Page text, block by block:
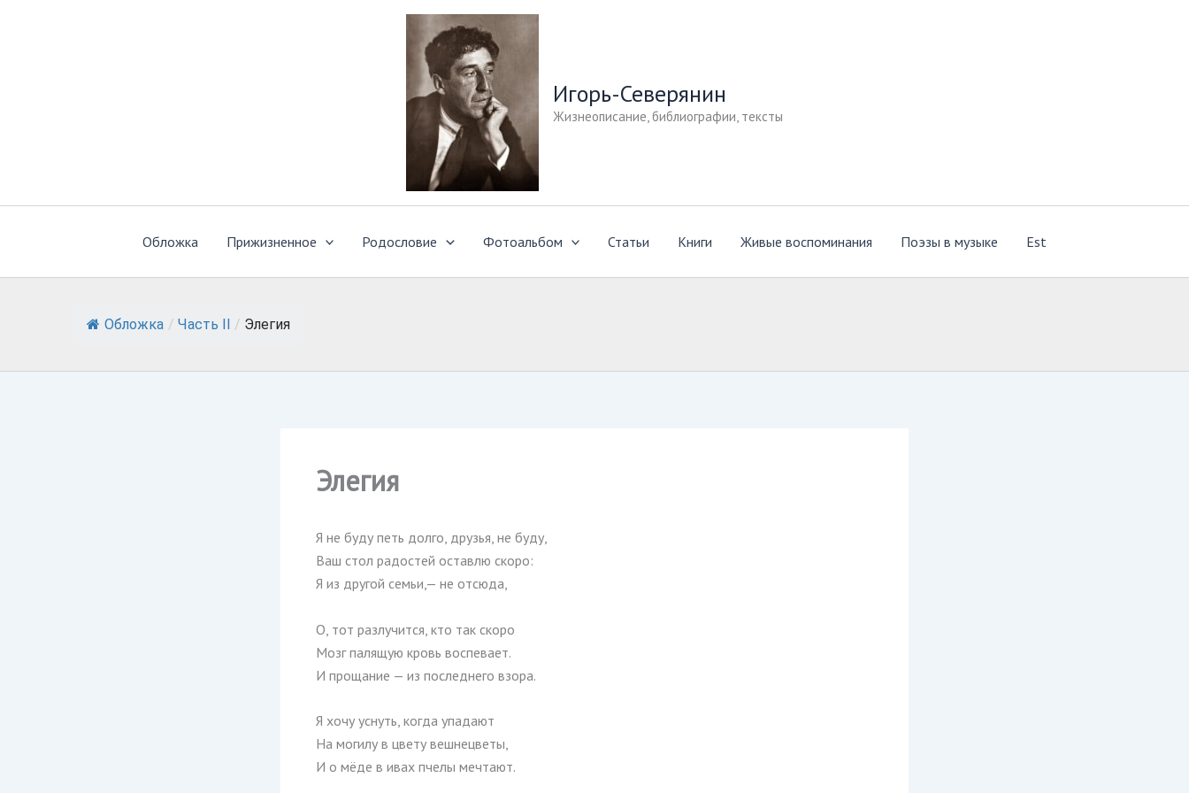
Игорь-Северянин
Жизнеописание, библиографии, тексты
Обложка Прижизненное Родословие Фотоальбом Статьи Книги Живые воспоминания Поэзы в музыке Est
Обложка / Часть II / Элегия
Элегия
Я не буду петь долго, друзья, не буду,
Ваш стол радостей оставлю скоро:
Я из другой семьи,— не отсюда,
О, тот разлучится, кто так скоро
Мозг палящую кровь воспевает.
И прощание — из последнего взора.
Я хочу уснуть, когда упадают
На могилу в цвету вешнецветы,
И о мёде в ивах пчелы мечтают.